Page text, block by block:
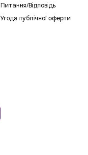
Питання/Відповідь
Угода публічної оферти